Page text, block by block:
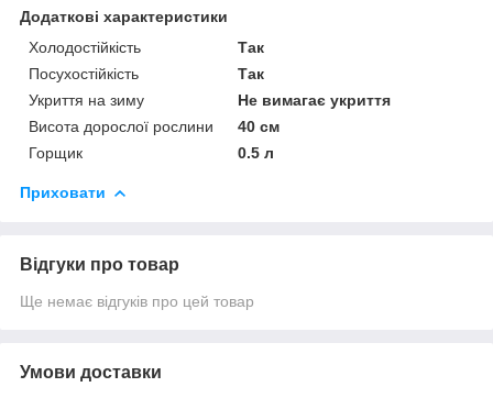
Додаткові характеристики
Холодостійкість
Так
Посухостійкість
Так
Укриття на зиму
Не вимагає укриття
Висота дорослої рослини
40 см
Горщик
0.5 л
Приховати
Відгуки про товар
Ще немає відгуків про цей товар
Умови доставки